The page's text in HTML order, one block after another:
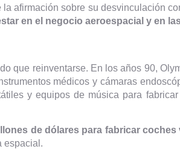
afirmación sobre su desvinculación
en el negocio aeroespacial y en
que reinventarse. En los años 90,
médicos y cámaras
y equipos de música para fabricar
de dólares para fabricar coches
espacial.